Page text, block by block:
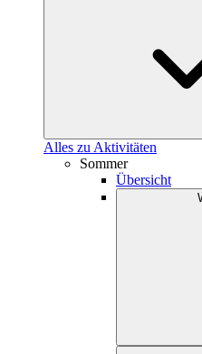
Alles zu Aktivitäten
Sommer
Übersicht